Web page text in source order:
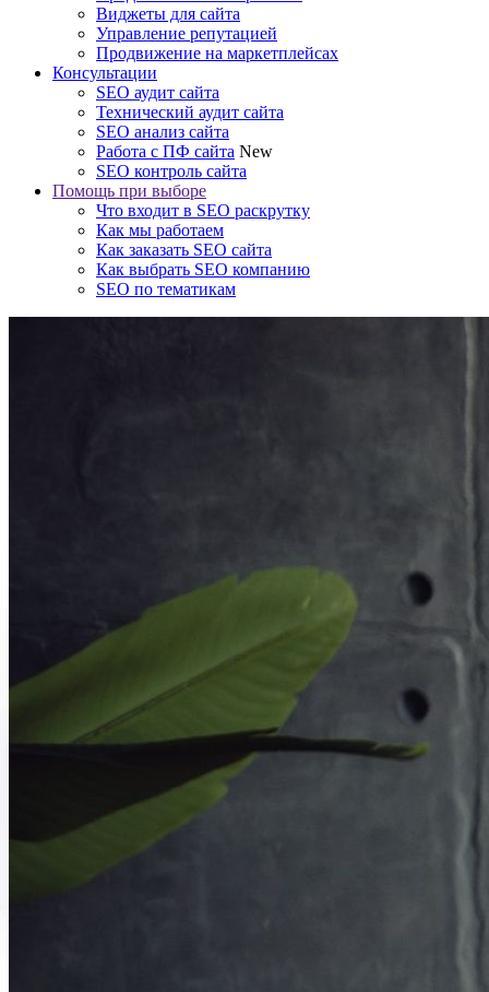
Виджеты для сайта
Управление репутацией
Продвижение на маркетплейсах
Консультации
SEO аудит сайта
Технический аудит сайта
SEO анализ сайта
Работа с ПФ сайта New
SEO контроль сайта
Помощь при выборе
Что входит в SEO раскрутку
Как мы работаем
Как заказать SEO сайта
Как выбрать SEO компанию
SEO по тематикам